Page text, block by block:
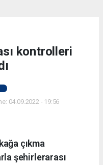
kontrolleri
04.09.2022 - 19:56
çıkma
şehirlerarası